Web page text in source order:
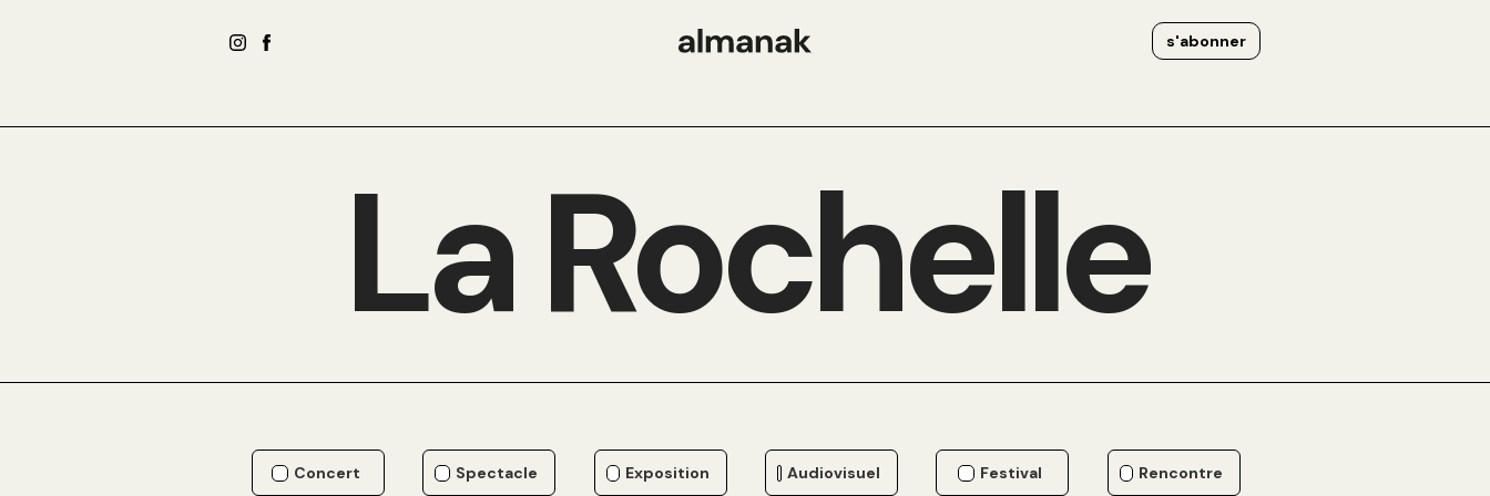
s'abonner
La Rochelle
Concert Spectacle Exposition Audiovisuel Festival Rencontre